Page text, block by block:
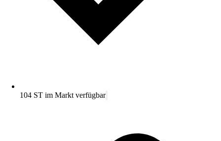
104 ST im Markt verfügbar